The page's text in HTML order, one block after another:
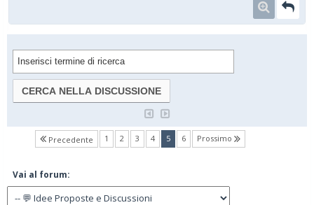
Precedente 1 2 3 4 5(current)
6 Prossimo
Vai al forum: